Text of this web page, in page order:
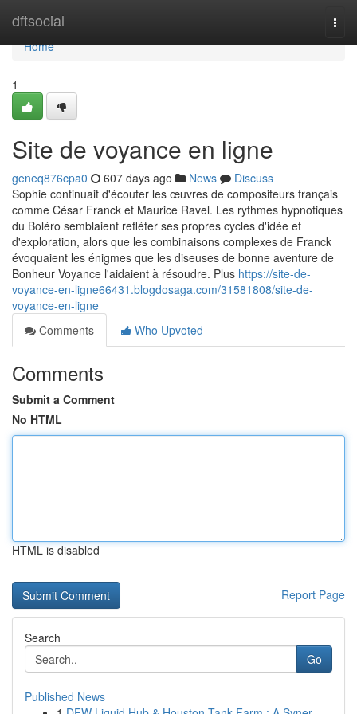
dftsocial
Home
Home
1
Site de voyance en ligne
geneq876cpa0 607 days ago News
Discuss
Sophie continuait d'écouter les œuvres de compositeurs français
comme César Franck et Maurice Ravel. Les rythmes hypnotiques
du Boléro semblaient refléter ses propres cycles d'idée et
d'exploration, alors que les combinaisons complexes de Franck
évoquaient les énigmes que les diseuses de bonne aventure de
Bonheur Voyance l'aidaient à résoudre. Plus https://site-de-
voyance-en-ligne66431.blogdosaga.com/31581808/site-de-
voyance-en-ligne
Comments
Who Upvoted
Comments
Submit a Comment
No HTML
HTML is disabled
Report Page
Search
Go
Published News